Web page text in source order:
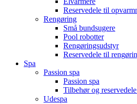
Reservedele til
Rengøring
Små bundsugere
Pool robotter
Rengøringsudstyr
Reservedele til
Spa
Passion spa
Passion spa
Tilbehør og
Udespa